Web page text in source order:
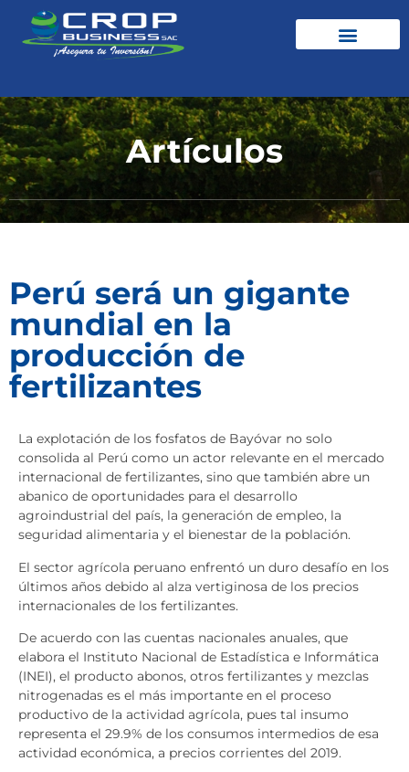
Artículos
Perú será un gigante
mundial en la
producción de
fertilizantes
La explotación de los fosfatos de Bayóvar no solo
consolida al Perú como un actor relevante en el mercado
internacional de fertilizantes, sino que también abre un
abanico de oportunidades para el desarrollo
agroindustrial del país, la generación de empleo, la
seguridad alimentaria y el bienestar de la población.
El sector agrícola peruano enfrentó un duro desafío en los
últimos años debido al alza vertiginosa de los precios
internacionales de los fertilizantes.
De acuerdo con las cuentas nacionales anuales, que
elabora el Instituto Nacional de Estadística e Informática
(INEI), el producto abonos, otros fertilizantes y mezclas
nitrogenadas es el más importante en el proceso
productivo de la actividad agrícola, pues tal insumo
representa el 29.9% de los consumos intermedios de esa
actividad económica, a precios corrientes del 2019.